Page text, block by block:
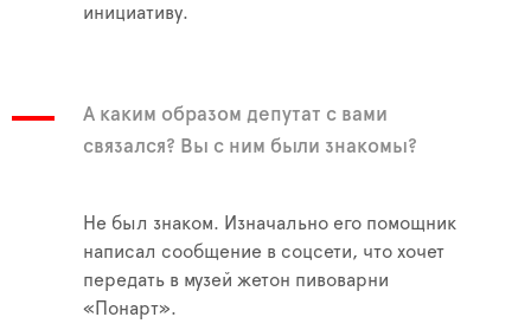
инициативу.
А каким образом депутат с вами
связался? Вы с ним были знакомы?
Не был знаком. Изначально его помощник
написал сообщение в соцсети, что хочет
передать в музей жетон пивоварни
«Понарт».